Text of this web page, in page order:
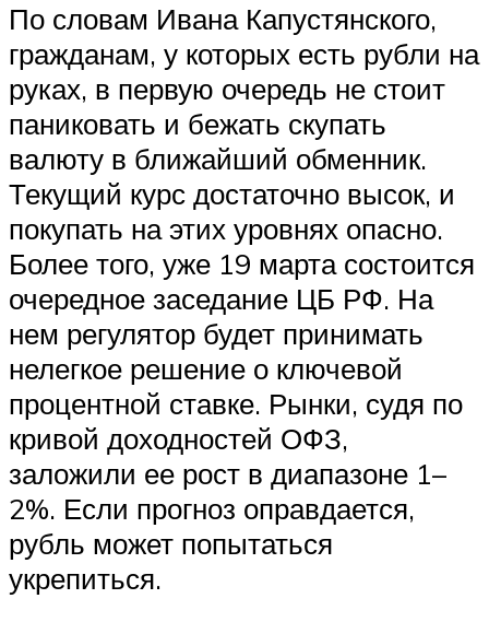
По словам Ивана Капустянского,
гражданам, у которых есть рубли на
руках, в первую очередь не стоит
паниковать и бежать скупать
валюту в ближайший обменник.
Текущий курс достаточно высок, и
покупать на этих уровнях опасно.
Более того, уже 19 марта состоится
очередное заседание ЦБ РФ. На
нем регулятор будет принимать
нелегкое решение о ключевой
процентной ставке. Рынки, судя по
кривой доходностей ОФЗ,
заложили ее рост в диапазоне 1–
2%. Если прогноз оправдается,
рубль может попытаться
укрепиться.